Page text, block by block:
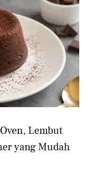
Lembut
yang Mudah